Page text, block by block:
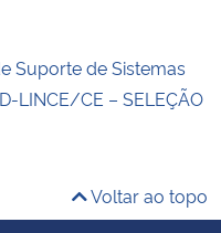
Suporte de Sistemas
LINCE/CE – SELEÇÃO
Voltar ao topo